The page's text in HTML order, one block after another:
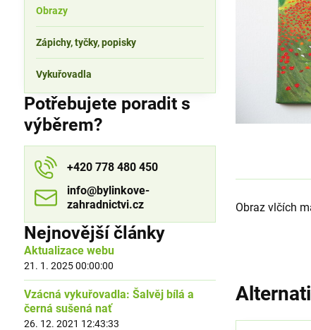
Obraz vlčích
Obrazy
Zápichy, tyčky, popisky
Vykuřovadla
Potřebujete poradit s
výběrem?
+420 778 480 450
info​​@bylinkove-
zahradnictvi​​.cz
Nejnovější články
Aktualizace webu
21. 1. 2025 00:00:00
Vzácná vykuřovadla: Šalvěj bílá a
černá sušená nať
26. 12. 2021 12:43:33